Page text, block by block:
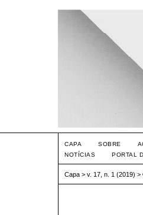
CAPA SOBRE
NOTÍCIAS
PORTAL
Capa > v. 17, n. 1 (2019) >